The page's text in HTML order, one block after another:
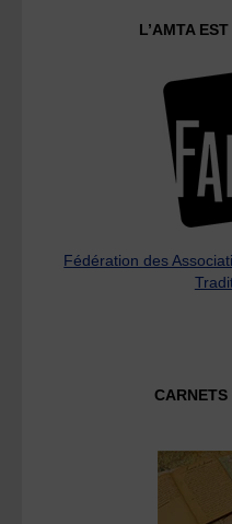
L’AMTA
Fédération des
CARNETS